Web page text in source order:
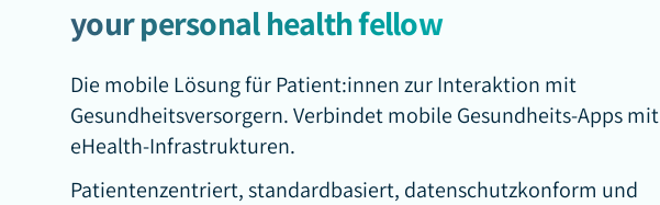
your personal health fellow
Die mobile Lösung für Patient:innen zur Interaktion mit
Gesundheitsversorgern. Verbindet mobile Gesundheits-Apps mit
eHealth-Infrastrukturen.
Patientenzentriert, standardbasiert, datenschutzkonform und